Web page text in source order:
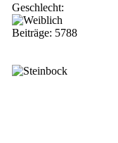
Geschlecht:
Beiträge: 5788